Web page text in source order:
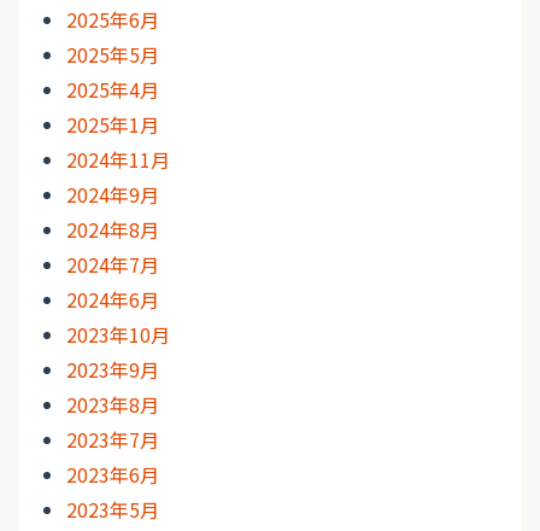
2025年6月
2025年5月
2025年4月
2025年1月
2024年11月
2024年9月
2024年8月
2024年7月
2024年6月
2023年10月
2023年9月
2023年8月
2023年7月
2023年6月
2023年5月